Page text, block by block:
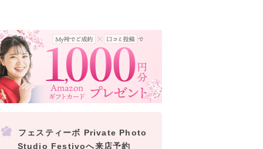
フェスティーボ Private Photo
Studio Festivoへ来店予約